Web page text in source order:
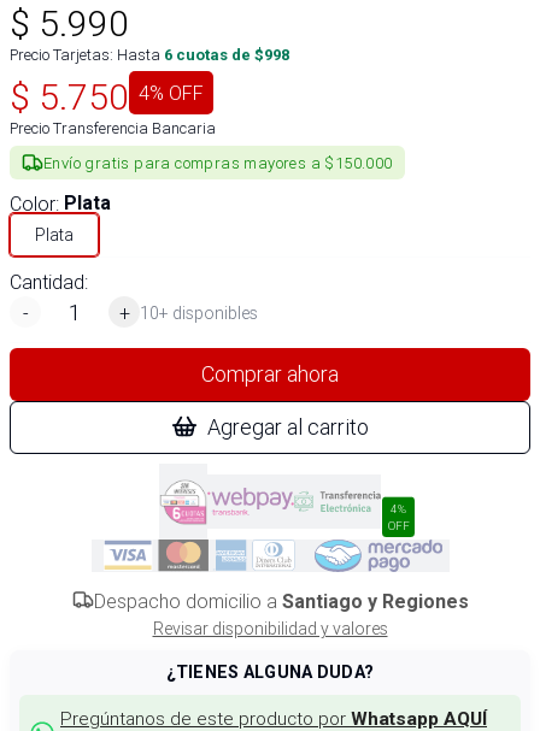
$ 5.990
Precio Tarjetas: Hasta 6 cuotas de $998
$ 5.750 4% OFF
Precio Transferencia Bancaria
Envío gratis para compras mayores a $150.000
Color: Plata
Plata
Cantidad:
-
+ 10+ disponibles
Comprar ahora
Agregar al carrito
4%
OFF
Despacho domicilio a Santiago y Regiones
Revisar disponibilidad y valores
¿TIENES ALGUNA DUDA?
Pregúntanos de este producto por Whatsapp AQUÍ